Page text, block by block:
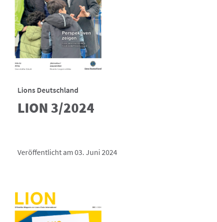
Lions Deutschland
LION 3/2024
Veröffentlicht am 03. Juni 2024